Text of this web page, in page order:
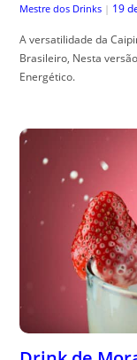
Mestre dos Drinks | 19
A versatilidade da
Brasileiro, Nesta
Energético.